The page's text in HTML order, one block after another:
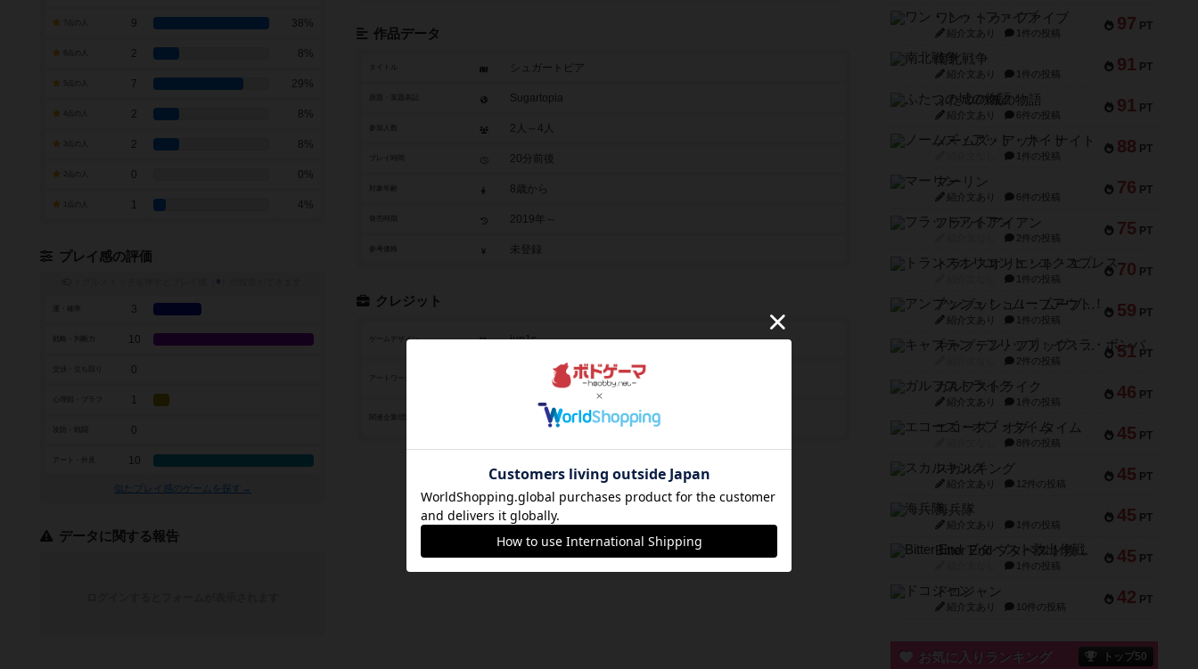
作品データ
タイトル シュガートピア
Sugartopia
参加人数 2人～4人
20分前後
8歳から
2019年～
未登録
クレジット
ゲームデザイン jun1s
井上 磨（Osamu Inoue）
ちゃがちゃがゲームズ（ChagaChaga Games）
7点の人 9 38%
2 8%
7 29%
2 8%
2 8%
0 0%
1 4%
プレイ感の評価
※
3
10
0
1
0
アート・外見 10
似たプレイ感のゲームを探す→
データに関する報告
97 PT
ワン・トゥ・ファイブ
紹介文あり 1件の投稿
91 PT
南北戦争
紹介文あり 1件の投稿
91 PT
ふたつの城の物語
紹介文あり 6件の投稿
88 PT
ノームズ・アット・ナイト
1件の投稿
76 PT
マーリン
紹介文あり 6件の投稿
75 PT
フラットアイアン
2件の投稿
70 PT
トランスオリエント・エクスプレス
1件の投稿
59 PT
アンブッシュ！：ムーブアウト！
紹介文あり 1件の投稿
51 PT
キャプテン・フリップ：イスラ・ボンバ
2件の投稿
46 PT
ガルフストライク
紹介文あり 1件の投稿
45 PT
エコーズ・オブ・タイム
8件の投稿
45 PT
スカルキング
紹介文あり 12件の投稿
45 PT
海兵隊
紹介文あり 1件の投稿
45 PT
Bitter End ブタペスト救出作戦
1件の投稿
42 PT
ドコジャン
紹介文あり 10件の投稿
お気に入りランキング トップ50